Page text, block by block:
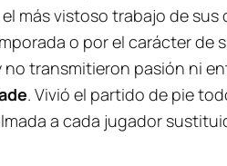
más vistoso trabajo de sus
o por el carácter de
transmitieron pasión ni
. Vivió el partido de pie
a cada jugador